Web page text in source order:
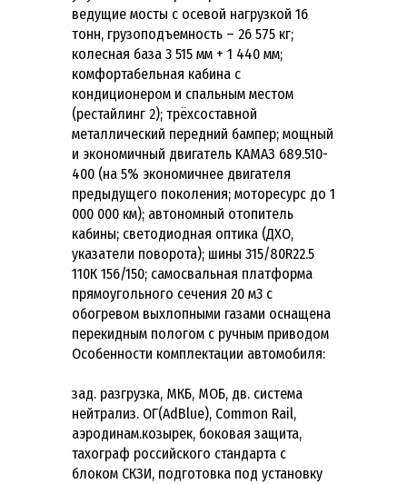
ведущие мосты с осевой нагрузкой 16
тонн, грузоподъемность – 26 575 кг;
колесная база 3 515 мм + 1 440 мм;
комфортабельная кабина с
кондиционером и спальным местом
(рестайлинг 2); трёхсоставной
металлический передний бампер; мощный
и экономичный двигатель KAMAЗ 689.510-
400 (на 5% экономичнее двигателя
предыдущего поколения; моторесурс до 1
000 000 км); автономный отопитель
кабины; светодиодная оптика (ДХО,
указатели поворота); шины 315/80R22.5
110К 156/150; самосвальная платформа
прямоугольного сечения 20 м3 с
обогревом выхлопными газами оснащена
перекидным пологом с ручным приводом
Особенности комплектации автомобиля:
зад. разгрузка, МКБ, МОБ, дв. система
нейтрализ. ОГ(AdBlue), Common Rail,
аэродинам.козырек, боковая защита,
тахограф российского стандарта с
блоком СКЗИ, подготовка под установку